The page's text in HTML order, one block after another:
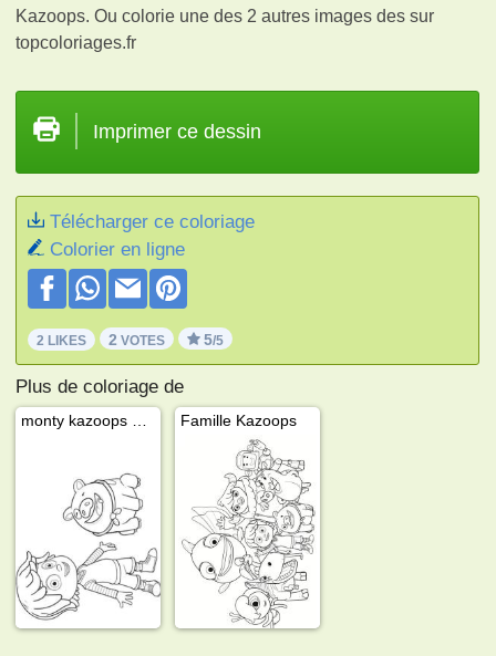
Kazoops. Ou colorie une des 2 autres images dessur
topcoloriages.fr
Imprimer ce dessin
Télécharger ce coloriage
Colorier en ligne
2 LIKES 2 VOTES 5/5
Plus de coloriage de
Famille Kazoops